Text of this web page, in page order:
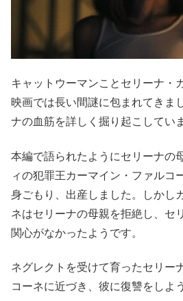
キャットウーマンことセリーナ・
映画では長い間謎に包まれてきま
ナの血筋を詳しく掘り起こしてい
本編で語られたようにセリーナの
ィの犯罪王カーマイン・ファルコ
身ごもり、出産しました。しかし
ネはセリーナの母親を拒絶し、セ
関心がなかったようです。
ネグレクトを受けて育ったセリー
コーネに近づき、彼に復讐をしよ